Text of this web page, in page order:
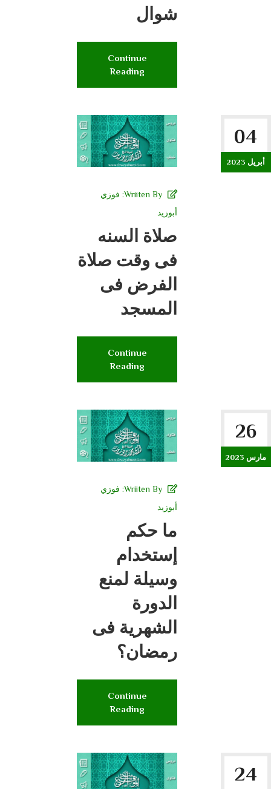
شوال
Continue
Reading
04
أبريل 2023
Wriiten By: فوزي
أبوزيد
صلاة السنه
فى وقت صلاة
الفرض فى
المسجد
Continue
Reading
26
مارس 2023
Wriiten By: فوزي
أبوزيد
ما حكم
إستخدام
وسيلة لمنع
الدورة
الشهرية فى
رمضان؟
Continue
Reading
24